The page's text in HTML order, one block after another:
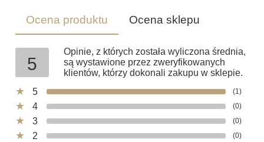
Ocena produktu Ocena sklepu
5
Opinie, z których została wyliczona średnia,
są wystawione przez zweryfikowanych
klientów, którzy dokonali zakupu w sklepie.
5
(1)
4 (0)
3 (0)
2 (0)